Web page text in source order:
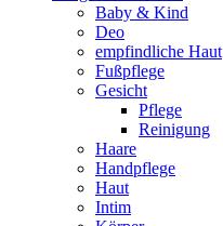
Baby & Kind
Deo
empfindliche Haut
Fußpflege
Gesicht
Pflege
Reinigung
Haare
Handpflege
Haut
Intim